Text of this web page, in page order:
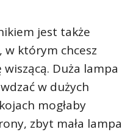
jest także
w którym chcesz
Duża lampa
w dużych
mogłaby
zbyt mała lampa